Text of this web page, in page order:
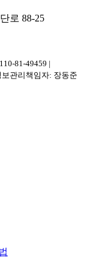
로 88-25
81-49459 |
관리책임자: 장동준